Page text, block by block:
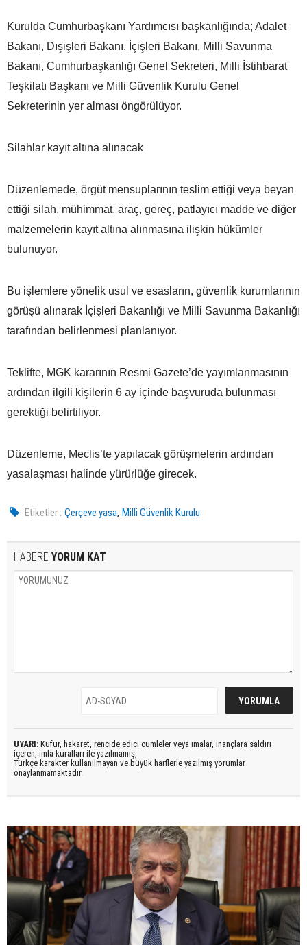
Kurulda Cumhurbaşkanı Yardımcısı başkanlığında; Adalet
Bakanı, Dışişleri Bakanı, İçişleri Bakanı, Milli Savunma
Bakanı, Cumhurbaşkanlığı Genel Sekreteri, Milli İstihbarat
Teşkilatı Başkanı ve Milli Güvenlik Kurulu Genel
Sekreterinin yer alması öngörülüyor.
Silahlar kayıt altına alınacak
Düzenlemede, örgüt mensuplarının teslim ettiği veya beyan
ettiği silah, mühimmat, araç, gereç, patlayıcı madde ve diğer
malzemelerin kayıt altına alınmasına ilişkin hükümler
bulunuyor.
Bu işlemlere yönelik usul ve esasların, güvenlik kurumlarının
görüşü alınarak İçişleri Bakanlığı ve Milli Savunma Bakanlığı
tarafından belirlenmesi planlanıyor.
Teklifte, MGK kararının Resmi Gazete’de yayımlanmasının
ardından ilgili kişilerin 6 ay içinde başvuruda bulunması
gerektiği belirtiliyor.
Düzenleme, Meclis’te yapılacak görüşmelerin ardından
yasalaşması halinde yürürlüğe girecek.
Etiketler : Çerçeve yasa,Milli Güvenlik Kurulu
HABERE YORUM KAT
UYARI: Küfür, hakaret, rencide edici cümleler veya imalar, inançlara saldırı
içeren, imla kuralları ile yazılmamış,
Türkçe karakter kullanılmayan ve büyük harflerle yazılmış yorumlar
onaylanmamaktadır.